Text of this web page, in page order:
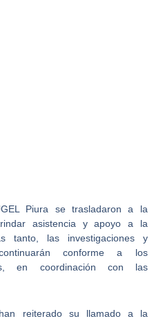
Piura se trasladaron a la
asistencia y apoyo a la
tanto, las investigaciones y
conforme a los
en coordinación con las
reiterado su llamado a la